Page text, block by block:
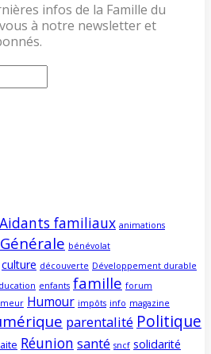
infos de la Famille du
à notre newsletter et
Aidants familiaux animations
bénévolat
culture découverte Développement durable
enfants famille forum
Humour impôts info magazine
parentalité Politique
Réunion santé sncf solidarité